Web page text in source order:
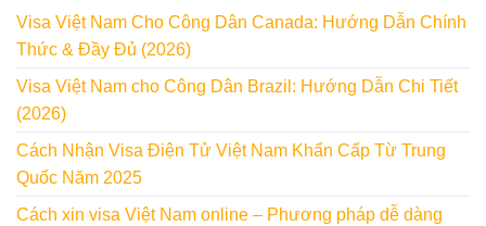
Visa Việt Nam Cho Công Dân Canada: Hướng Dẫn Chính
Thức & Đầy Đủ (2026)
Visa Việt Nam cho Công Dân Brazil: Hướng Dẫn Chi Tiết
(2026)
Cách Nhận Visa Điện Tử Việt Nam Khẩn Cấp Từ Trung
Quốc Năm 2025
Cách xin visa Việt Nam online – Phương pháp dễ dàng